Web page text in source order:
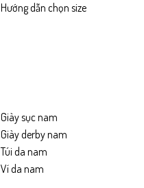
Hướng dẫn chọn size
Giày sục nam
Giày derby nam
Túi da nam
Ví da nam